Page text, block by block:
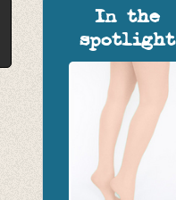
In the
spotlight